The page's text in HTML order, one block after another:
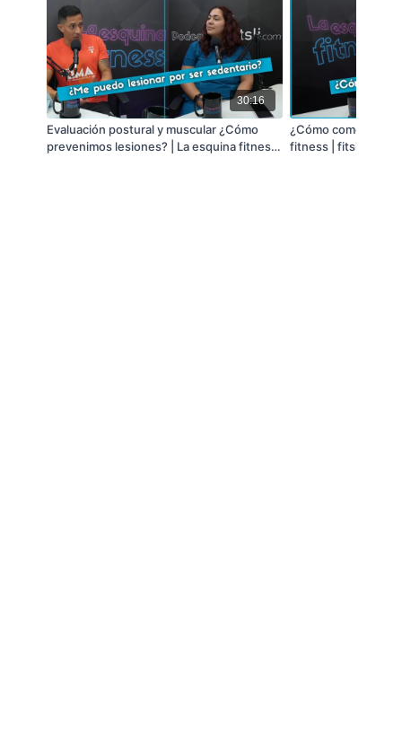
🔹 Host: Coach Ailén Rojas
Instagram @ailenrojasr
🔹 Host: Nutricionista IsabellaRössl
Instagram @isabellarossl.nut
30:16
Evaluación postural y muscular ¿Cómo
prevenimos lesiones? | La esquina fitness
¿Cómo comenzar a
fitness | fitsli.com